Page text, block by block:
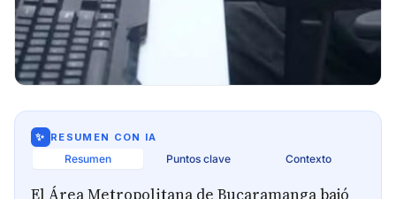
✨ RESUMEN CON IA
Resumen Puntos clave Contexto
El Área Metropolitana de Bucaramanga bajó